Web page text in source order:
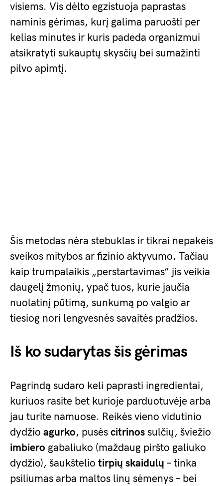
visiems. Vis dėlto egzistuoja paprastas
naminis gėrimas, kurį galima paruošti per
kelias minutes ir kuris padeda organizmui
atsikratyti sukauptų skysčių bei sumažinti
pilvo apimtį.
Šis metodas nėra stebuklas ir tikrai nepakeis
sveikos mitybos ar fizinio aktyvumo. Tačiau
kaip trumpalaikis „perstartavimas” jis veikia
daugelį žmonių, ypač tuos, kurie jaučia
nuolatinį pūtimą, sunkumą po valgio ar
tiesiog nori lengvesnės savaitės pradžios.
Iš ko sudarytas šis gėrimas
Pagrindą sudaro keli paprasti ingredientai,
kuriuos rasite bet kurioje parduotuvėje arba
jau turite namuose. Reikės vieno vidutinio
dydžio agurko, pusės citrinos sulčių, šviežio
imbiero gabaliuko (maždaug piršto galiuko
dydžio), šaukštelio tirpių skaidulų – tinka
psiliumas arba maltos linų sėmenys – bei